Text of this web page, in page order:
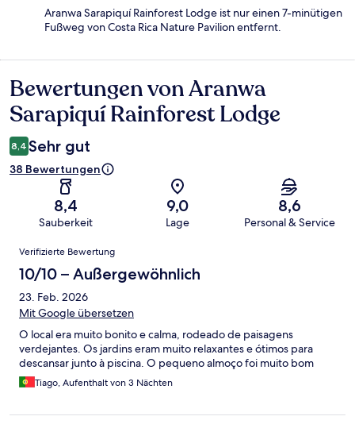
Aranwa Sarapiquí Rainforest Lodge ist nur einen 7-minütigen
Fußweg von Costa Rica Nature Pavilion entfernt.
Bewertungen
Bewertungen von Aranwa
Sarapiquí Rainforest Lodge
8,4 Sehr gut
38 Bewertungen
8,4
Sauberkeit
9,0
Lage
8,6
Personal & Service
Bewertungen
Verifizierte Bewertung
10/10 – Außergewöhnlich
23. Feb. 2026
Mit Google übersetzen
O local era muito bonito e calma, rodeado de paisagens
verdejantes. Os jardins eram muito relaxantes e ótimos para
descansar junto à piscina. O pequeno almoço foi muito bom
Tiago, Aufenthalt von 3 Nächten